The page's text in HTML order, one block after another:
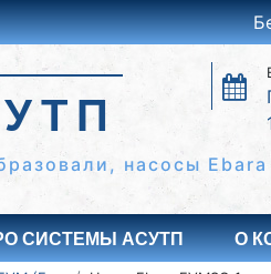
насосы Ebara
СИСТЕМЫ АСУТП О